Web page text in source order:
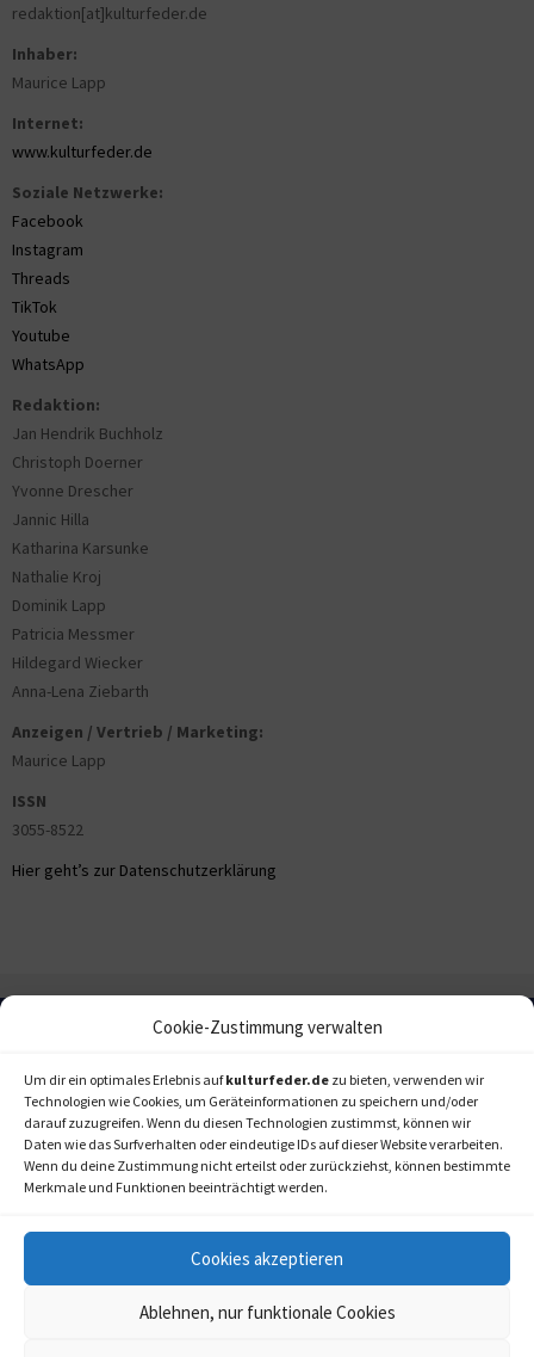
Cookie-Zustimmung verwalten
Um dir ein optimales Erlebnis aufkulturfeder.de zu bieten, verwenden wir
Technologien wie Cookies, um Geräteinformationen zu speichern und/oder
darauf zuzugreifen. Wenn du diesen Technologien zustimmst, können wir
Daten wie das Surfverhalten oder eindeutige IDs auf dieser Website verarbeiten.
Wenn du deine Zustimmung nicht erteilst oder zurückziehst, können bestimmte
Merkmale und Funktionen beeinträchtigt werden.
Cookies akzeptieren
Ablehnen, nur funktionale Cookies
redaktion[at]kulturfeder.de
Inhaber:
Maurice Lapp
Internet:
www.kulturfeder.de
Soziale Netzwerke:
Facebook
Instagram
Threads
TikTok
Youtube
WhatsApp
Redaktion:
Jan Hendrik Buchholz
Christoph Doerner
Yvonne Drescher
Jannic Hilla
Katharina Karsunke
Nathalie Kroj
Dominik Lapp
Patricia Messmer
Hildegard Wiecker
Anna-Lena Ziebarth
Anzeigen / Vertrieb / Marketing:
Maurice Lapp
ISSN
3055-8522
Hier geht’s zur Datenschutzerklärung